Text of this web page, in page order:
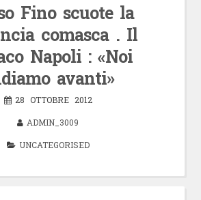
Fino scuote la
comasca . Il
Napoli : «Noi
avanti»
28 OTTOBRE 2012
ADMIN_3009
UNCATEGORISED